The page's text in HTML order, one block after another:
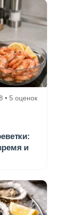
• 5 оценок
и